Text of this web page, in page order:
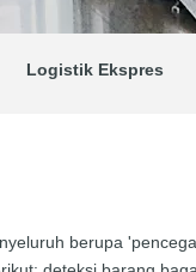
Logistik Ekspres
berupa